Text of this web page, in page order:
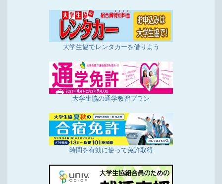
大学生協でレンタカーを借りよう
大学生協の通学教習プラン
時間を有効に使って免許取得